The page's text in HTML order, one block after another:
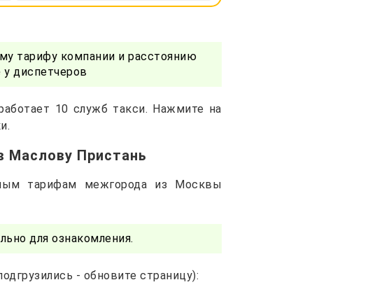
тарифу компании и расстоянию
диспетчеров
10 служб такси. Нажмите на
Маслову Пристань
тарифам межгорода из Москвы
для ознакомления.
- обновите страницу):